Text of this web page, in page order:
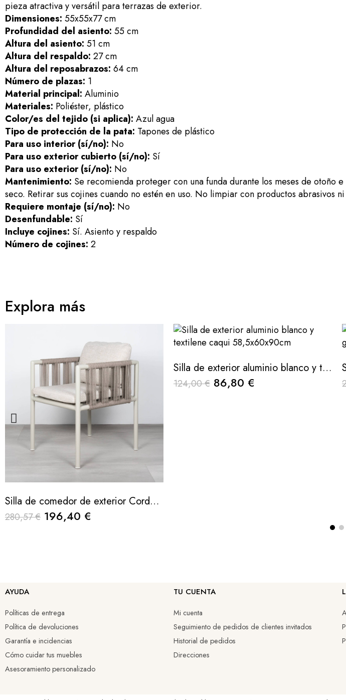
pieza atractiva y versátil para terrazas de exterior.
Dimensiones: 55x55x77 cm
Profundidad del asiento: 55 cm
Altura del asiento: 51 cm
Altura del respaldo: 27 cm
Altura del reposabrazos: 64 cm
Número de plazas: 1
Material principal: Aluminio
Materiales: Poliéster, plástico
Color/es del tejido (si aplica): Azul agua
Tipo de protección de la pata: Tapones de plástico
Para uso interior (sí/no): No
Para uso exterior cubierto (sí/no): Sí
Para uso exterior (sí/no): No
Mantenimiento: Se recomienda proteger con una funda durante los meses de
seco. Retirar sus cojines cuando no estén en uso. No limpiar con productos abrasivos ni
Requiere montaje (sí/no): No
Desenfundable: Sí
Incluye cojines: Sí. Asiento y respaldo
Número de cojines: 2
Explora más
Silla de comedor de exterior Cordelia con cuerda trenzada y estructura de aluminio
280,57 € 196,40 €
Silla de exterior aluminio blanco y textilene caqui 58,5x60x90cm
124,00 € 86,80 €
AYUDA
Políticas de entrega
Política de devoluciones
Garantía e incidencias
Cómo cuidar tus muebles
Asesoramiento personalizado
TU CUENTA
Mi cuenta
Seguimiento de pedidos de clientes invitados
Historial de pedidos
Direcciones